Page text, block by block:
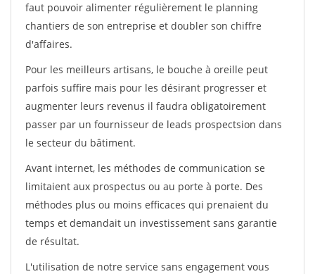
faut pouvoir alimenter régulièrement le planning
chantiers de son entreprise et doubler son chiffre
d'affaires.
Pour les meilleurs artisans, le bouche à oreille peut
parfois suffire mais pour les désirant progresser et
augmenter leurs revenus il faudra obligatoirement
passer par un fournisseur de leads prospectsion dans
le secteur du bâtiment.
Avant internet, les méthodes de communication se
limitaient aux prospectus ou au porte à porte. Des
méthodes plus ou moins efficaces qui prenaient du
temps et demandait un investissement sans garantie
de résultat.
L'utilisation de notre service sans engagement vous